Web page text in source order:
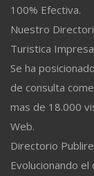
100% Efectiva.
Nuestro
Turistica
Se ha
de consulta
mas de 18.000
Web.
Directorio
Evolucionando